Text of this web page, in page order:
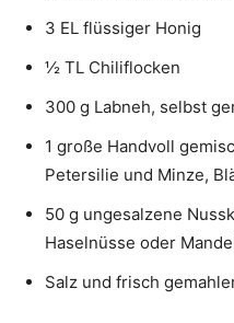
3 EL flüssiger Honig
½ TL Chiliflocken
300 g Labneh, selbst
1 große Handvoll
Petersilie und Minze,
50 g ungesalzene
Haselnüsse oder
Salz und frisch